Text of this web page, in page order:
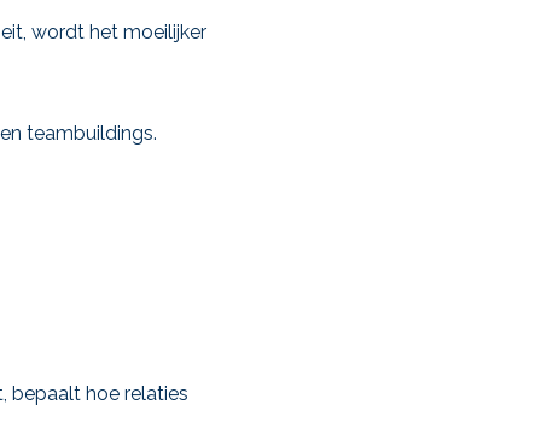
wordt het moeilijker
teambuildings.
bepaalt hoe relaties